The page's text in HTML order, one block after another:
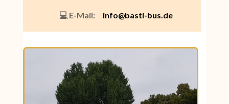
💻 E-Mail: info@basti-bus.de